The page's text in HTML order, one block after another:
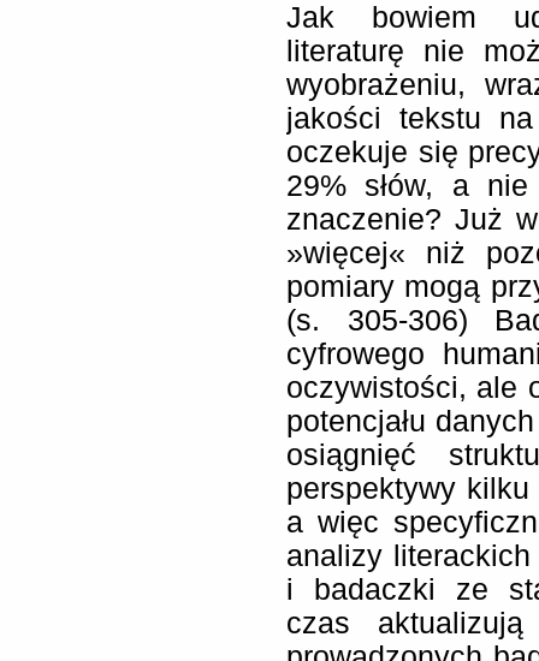
Jak bowiem
literaturę nie
wyobrażeniu,
jakości tekstu na
oczekuje się
29% słów, a
znaczenie? Już
»więcej« niż
pomiary mogą
(s. 305-306)
cyfrowego
oczywistości, ale
potencjału
osiągnięć
perspektywy
a więc
analizy
i badaczki ze
czas